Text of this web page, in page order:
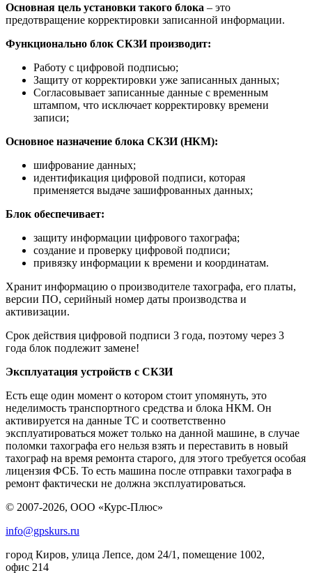
Основная цель установки такого блока – это
предотвращение корректировки записанной информации.
Функционально блок СКЗИ производит:
Работу с цифровой подписью;
Защиту от корректировки уже записанных данных;
Согласовывает записанные данные с временным
штампом, что исключает корректировку времени
записи;
Основное назначение блока СКЗИ (НКМ):
шифрование данных;
идентификация цифровой подписи, которая
применяется выдаче зашифрованных данных;
Блок обеспечивает:
защиту информации цифрового тахографа;
создание и проверку цифровой подписи;
привязку информации к времени и координатам.
Хранит информацию о производителе тахографа, его платы,
версии ПО, серийный номер даты производства и
активизации.
Срок действия цифровой подписи 3 года, поэтому через 3
года блок подлежит замене!
Эксплуатация устройств с СКЗИ
Есть еще один момент о котором стоит упомянуть, это
неделимость транспортного средства и блока НКМ. Он
активируется на данные ТС и соответственно
эксплуатироваться может только на данной машине, в случае
поломки тахографа его нельзя взять и переставить в новый
тахограф на время ремонта старого, для этого требуется особая
лицензия ФСБ. То есть машина после отправки тахографа в
ремонт фактически не должна эксплуатироваться.
© 2007-2026, ООО «Курс-Плюс»
info@gpskurs.ru
город Киров, улица Лепсе, дом 24/1, помещение 1002,
офис 214